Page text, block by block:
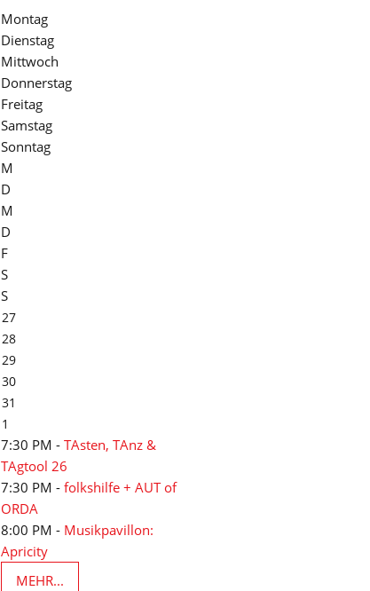
Montag
Dienstag
Mittwoch
Donnerstag
Freitag
Samstag
Sonntag
M
D
M
D
F
S
S
27
28
29
30
31
1
7:30 PM - TAsten, TAnz &
TAgtool 26
7:30 PM - folkshilfe + AUT of
ORDA
8:00 PM - Musikpavillon:
Apricity
MEHR...